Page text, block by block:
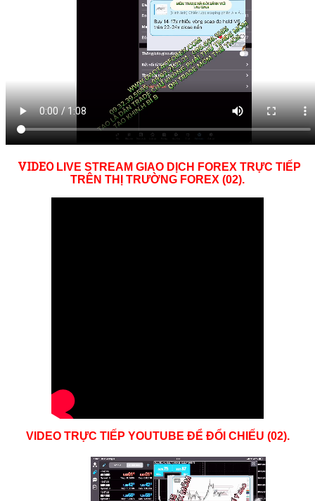
VIDEOLIVE STREAM GIAO DỊCH FOREX TRỰC TIẾP
TRÊN THỊ TRƯỜNG FOREX (02).
VIDEO TRỰC TIẾP YOUTUBE ĐỂ ĐỔI CHIẾU (02).